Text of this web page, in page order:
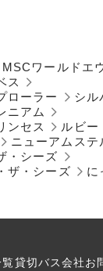
MSCワールドエ
ス
ローラー
シル
ニアム
ンセス
ルビー
ニューアムステ
・シーズ
ザ・シーズ
に
貸切バス会社お